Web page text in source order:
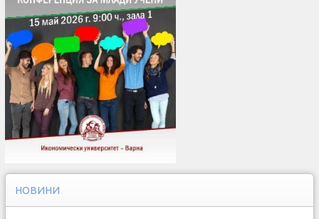
НОВИНИ